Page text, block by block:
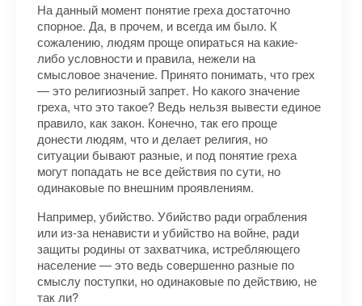
На данный момент понятие греха достаточно
спорное. Да, в прочем, и всегда им было. К
сожалению, людям проще опираться на какие-
либо условности и правила, нежели на
смысловое значение. Принято понимать, что грех
— это религиозный запрет. Но какого значение
греха, что это такое? Ведь нельзя вывести единое
правило, как закон. Конечно, так его проще
донести людям, что и делает религия, но
ситуации бывают разные, и под понятие греха
могут попадать не все действия по сути, но
одинаковые по внешним проявлениям.
Например, убийство. Убийство ради ограбления
или из-за ненависти и убийство на войне, ради
защиты родины от захватчика, истребляющего
население — это ведь совершенно разные по
смыслу поступки, но одинаковые по действию, не
так ли?